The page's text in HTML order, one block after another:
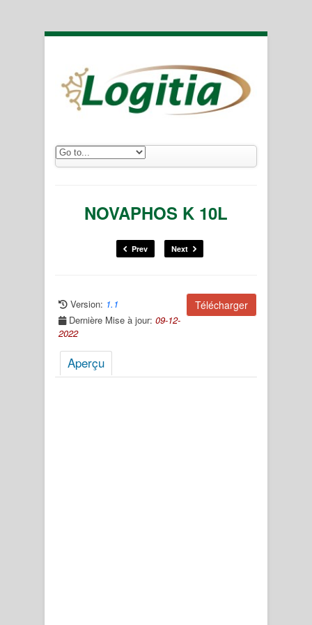
NOVAPHOS K 10L
Prev Next
Télécharger
Version: 1.1
Dernière Mise à jour: 09-12-
2022
Aperçu